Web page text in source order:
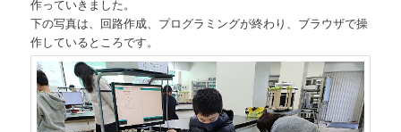
作っていきました。
下の写真は、回路作成、プログラミングが終わり、ブラウザで操
作しているところです。